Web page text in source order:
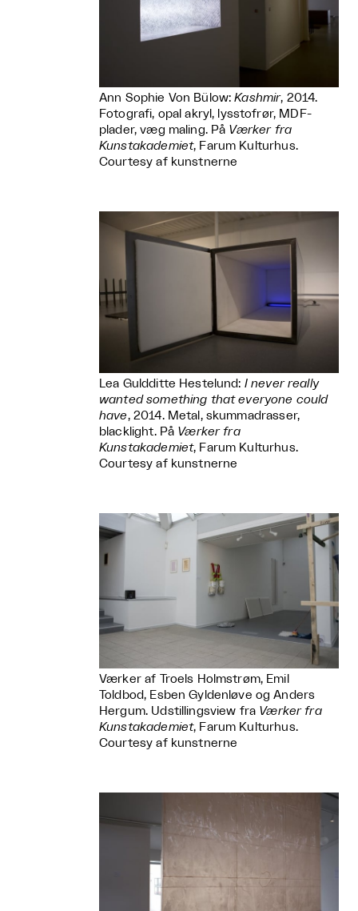
Ann Sophie Von Bülow:Kashmir, 2014.
Fotografi, opal akryl, lysstofrør, MDF-
plader, væg maling. På Værker fra
Kunstakademiet, Farum Kulturhus.
Courtesy af kunstnerne
Lea Guldditte Hestelund: I never really
wanted something that everyone could
have, 2014. Metal, skummadrasser,
blacklight. På Værker fra
Kunstakademiet, Farum Kulturhus.
Courtesy af kunstnerne
Værker af Troels Holmstrøm, Emil
Toldbod, Esben Gyldenløve og Anders
Hergum. Udstillingsview fra Værker fra
Kunstakademiet, Farum Kulturhus.
Courtesy af kunstnerne